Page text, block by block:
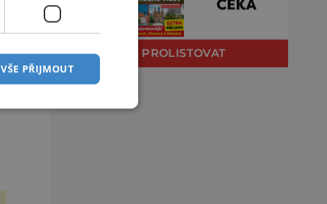
PROLISTOVAT
VŠE PŘIJMOUT